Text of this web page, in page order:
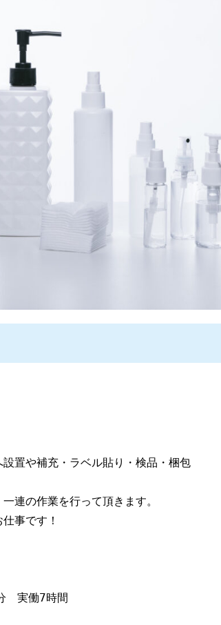
置や補充・ラベル貼り・検品・梱包
連の作業を行って頂きます。
事です！
実働7時間